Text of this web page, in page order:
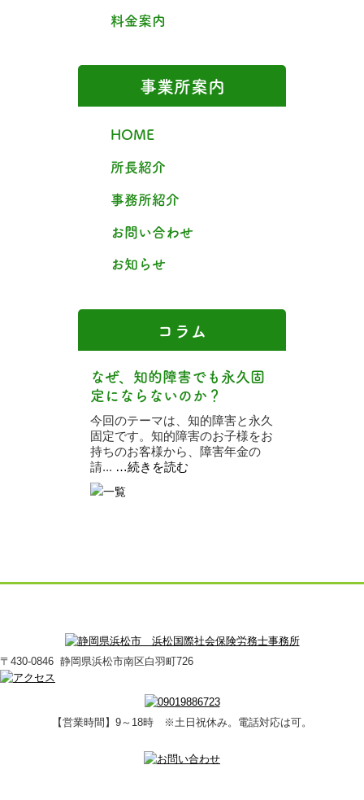
料金案内
事業所案内
HOME
所長紹介
事務所紹介
お問い合わせ
お知らせ
コラム
なぜ、知的障害でも永久固
定にならないのか？
今回のテーマは、知的障害と永久
固定です。知的障害のお子様をお
持ちのお客様から、障害年金の
請... …続きを読む
〒430-0846 静岡県浜松市南区白羽町726
【営業時間】9～18時 ※土日祝休み。電話対応は可。